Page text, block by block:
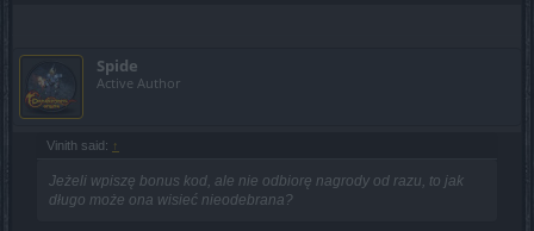
Spide
Active Author
Vinith said: ↑
Jeżeli wpiszę bonus kod, ale nie odbiorę nagrody od razu, to jak
długo może ona wisieć nieodebrana?